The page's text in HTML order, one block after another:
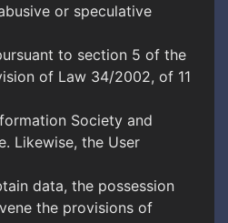
or speculative
to section 5 of the
of Law 34/2002, of 11
Society and
Likewise, the User
data, the possession
the provisions of